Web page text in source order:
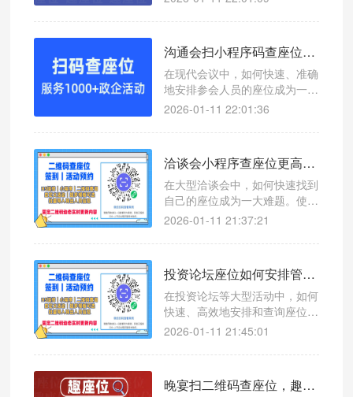
松应对座位管理问题。
沟通会扫小程序码查座位，高效管理让会议更轻松
在现代会议中，如何快速、准确
地安排参会人员的座位成为一项
挑战。使用微信扫码查座位系
效率。
2026-01-11 22:01:36
洽谈会小程序查座位更高效，微信扫码查座位系统助您轻松管理
在大型洽谈会中，如何快速找到
自己的座位成为一大难题。使用
微信扫码查座位系统，让参会者
效率。
2026-01-11 21:37:21
投资论坛座位如何安排管理？微信扫码查座位小程序提升参会体验的神器
在投资论坛等大型活动中，如何
快速、高效地安排和查询座位成
为一大难题。本文介绍一款创新
帮助主办方轻松管理座位信息，
2026-01-11 21:45:01
晚宴扫二维码查座位，趣座位提升用餐体验的高效解决方案